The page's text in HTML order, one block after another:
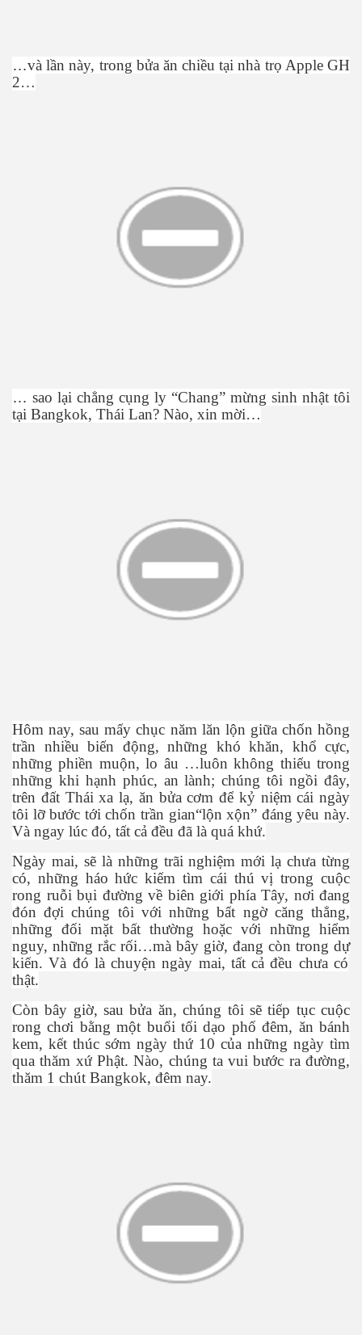
…và lần này, trong bửa ăn chiều tại nhà trọ Apple GH
2…
… sao lại chẳng cụng ly “Chang” mừng sinh nhật tôi
tại Bangkok, Thái Lan? Nào, xin mời…
Hôm nay, sau mấy chục năm lăn lộn giữa chốn hồng
trần nhiều biến động, những khó khăn, khổ cực,
những phiền muộn, lo âu …luôn không thiếu trong
những khi hạnh phúc, an lành; chúng tôi ngồi đây,
trên đất Thái xa lạ, ăn bửa cơm để kỷniệm cái ngày
tôi lỡbước tới chốn trần gian“lộn xộn” đáng yêu này.
Và ngay lúc đó, tất cả đều đã là quá khứ.
Ngày mai, sẽlà những trãi nghiệm mới lạ chưa từng
có, những háo hức kiếm tìm cái thú vị trong cuộc
rong ruỗi bụi đường về biên giới phía Tây, nơi đang
đón đợi chúng tôi với những bất ngờcăng thẳng,
những đối mặt bất thường hoặc với những hiểm
nguy, những rắc rối…mà bây giờ, đang còn trong dự
kiến. Và đó là chuyện ngày mai, tất cả đều chưa có
thật.
Còn bây giờ, sau bửa ăn, chúng tôi sẽtiếp tục cuộc
rong chơi bằng một buổi tối dạo phố đêm, ăn bánh
kem, kết thúc sớm ngày thứ 10 của những ngày tìm
qua thăm xứPhật. Nào, chúng ta vui bước ra đường,
thăm 1 chút Bangkok, đêm nay.
Sahel
P34